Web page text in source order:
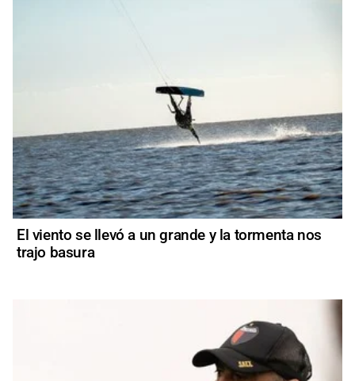
El viento se llevó a un grande y la tormenta nos
trajo basura